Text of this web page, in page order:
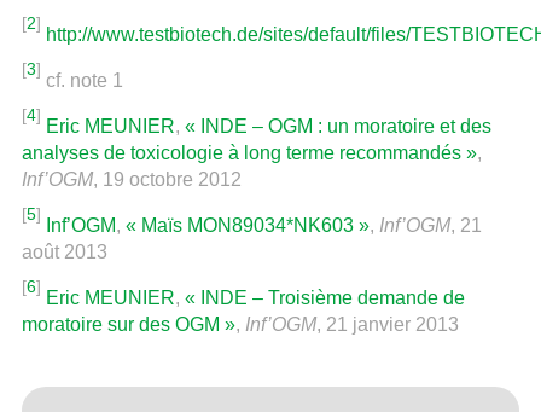
[2]
http://www.testbiotech.de/sites/default/files/
[3]
cf. note 1
[4]
Eric MEUNIER, « INDE – OGM : un moratoire et des
analyses de toxicologie à long terme recommandés »,
Inf’OGM, 19 octobre 2012
[5]
Inf’OGM, « Maïs MON89034*NK603 », Inf’OGM, 21
août 2013
[6]
Eric MEUNIER, « INDE – Troisième demande de
moratoire sur des OGM », Inf’OGM, 21 janvier 2013